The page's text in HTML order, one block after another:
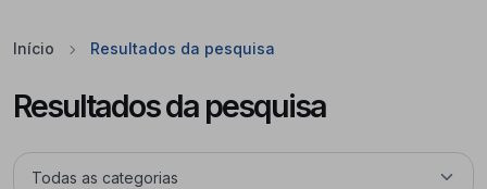
Início Resultados da pesquisa
Resultados da pesquisa